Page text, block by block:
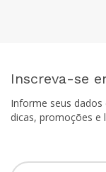
Inscreva-se
Informe seus
dicas, promoções e